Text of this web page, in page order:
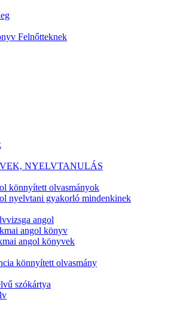
Felnőtteknek
NYELVTANULÁS
könnyített olvasmányok
nyelvtani gyakorló mindenkinek
angol
angol könyv
angol könyvek
könnyített olvasmány
szókártya